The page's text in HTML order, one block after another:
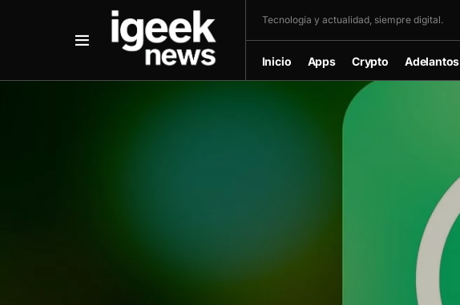
Tecnología y actualidad, siempre digital.
Inicio Apps Crypto Adelantos